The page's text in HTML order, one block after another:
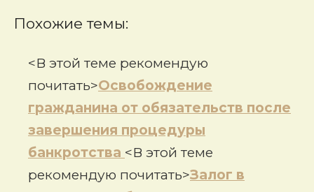
Похожие темы:
<В этой теме рекомендую
почитать>Освобождение
гражданина от обязательств после
завершения процедуры
банкротства <В этой теме
рекомендую почитать>Залог в